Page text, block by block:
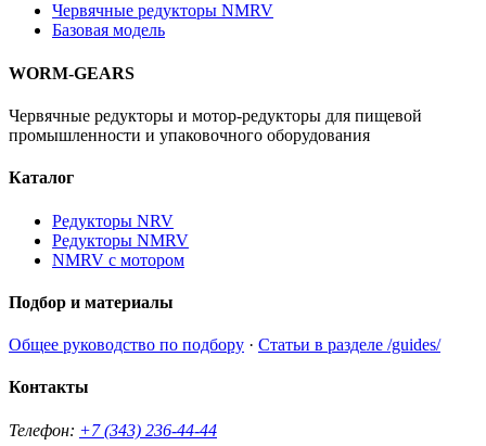
Червячные редукторы NMRV
Базовая модель
WORM-GEARS
Червячные редукторы и мотор-редукторы для пищевой
промышленности и упаковочного оборудования
Каталог
Редукторы NRV
Редукторы NMRV
NMRV с мотором
Подбор и материалы
Общее руководство по подбору · Статьи в разделе /guides/
Контакты
Телефон: +7 (343) 236-44-44